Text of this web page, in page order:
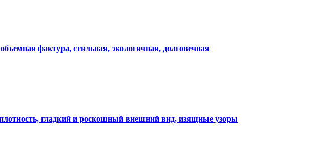
фактура, стильная, экологичная, долговечная
гладкий и роскошный внешний вид, изящные узоры